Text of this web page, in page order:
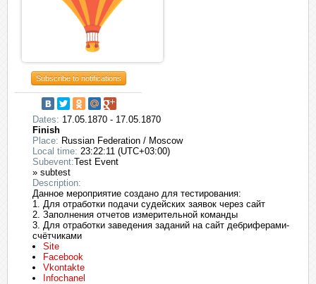
Subscribe to notifications
Dates: 17.05.1870 - 17.05.1870
Finish
Place: Russian Federation / Moscow
Local time: 23:22:11 (UTC+03:00)
Subevent:Test Event
» subtest
Description:
Данное мероприятие создано для тестирования:
1. Для отработки подачи судейских заявок через сайт
2. Заполнения отчетов измерительной команды
3. Для отработки заведения заданий на сайт дебриферами-
счётчиками
Site
Facebook
Vkontakte
Infochanel